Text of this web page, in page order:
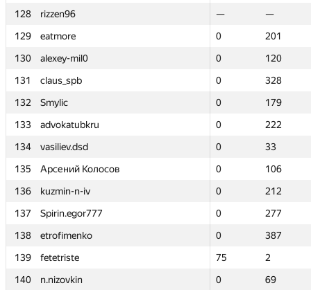
128
rizzen96 —
—
129
eatmore 0
201
130
alexey-mil0 0
120
131
claus_spb 0
328
132
Smylic 0
179
133
advokatubkru 0
222
134
vasiliev.dsd 0
33
135
Арсений Колосов 0
106
136
kuzmin-n-iv 0
212
137
Spirin.egor777 0
277
138
etrofimenko 0
387
139
fetetriste 75
2
140
n.nizovkin 0
69
128
rizzen96 —
—
129
eatmore 0
201
130
alexey-mil0 0
120
131
claus_spb 0
328
132
Smylic 0
179
133
advokatubkru 0
222
134
vasiliev.dsd 0
33
135
Арсений Колосов 0
106
136
kuzmin-n-iv 0
212
137
Spirin.egor777 0
277
138
etrofimenko 0
387
139
fetetriste 75
2
140
n.nizovkin 0
69